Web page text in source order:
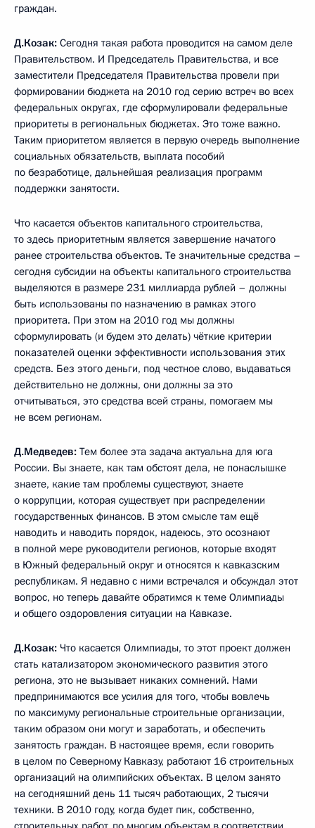
граждан.
Д.Козак: Сегодня такая работа проводится на самом деле
Правительством. И Председатель Правительства, и все
заместители Председателя Правительства провели при
формировании бюджета на 2010 год серию встреч во всех
федеральных округах, где сформулировали федеральные
приоритеты в региональных бюджетах. Это тоже важно.
Таким приоритетом является в первую очередь выполнение
социальных обязательств, выплата пособий
по безработице, дальнейшая реализация программ
поддержки занятости.
Что касается объектов капитального строительства,
то здесь приоритетным является завершение начатого
ранее строительства объектов. Те значительные средства –
сегодня субсидии на объекты капитального строительства
выделяются в размере 231 миллиарда рублей – должны
быть использованы по назначению в рамках этого
приоритета. При этом на 2010 год мы должны
сформулировать (и будем это делать) чёткие критерии
показателей оценки эффективности использования этих
средств. Без этого деньги, под честное слово, выдаваться
действительно не должны, они должны за это
отчитываться, это средства всей страны, помогаем мы
не всем регионам.
Д.Медведев: Тем более эта задача актуальна для юга
России. Вы знаете, как там обстоят дела, не понаслышке
знаете, какие там проблемы существуют, знаете
о коррупции, которая существует при распределении
государственных финансов. В этом смысле там ещё
наводить и наводить порядок, надеюсь, это осознают
в полной мере руководители регионов, которые входят
в Южный федеральный округ и относятся к кавказским
республикам. Я недавно с ними встречался и обсуждал этот
вопрос, но теперь давайте обратимся к теме Олимпиады
и общего оздоровления ситуации на Кавказе.
Д.Козак: Что касается Олимпиады, то этот проект должен
стать катализатором экономического развития этого
региона, это не вызывает никаких сомнений. Нами
предпринимаются все усилия для того, чтобы вовлечь
по максимуму региональные строительные организации,
таким образом они могут и заработать, и обеспечить
занятость граждан. В настоящее время, если говорить
в целом по Северному Кавказу, работают 16 строительных
организаций на олимпийских объектах. В целом занято
на сегодняшний день 11 тысяч работающих, 2 тысячи
техники. В 2010 году, когда будет пик, собственно,